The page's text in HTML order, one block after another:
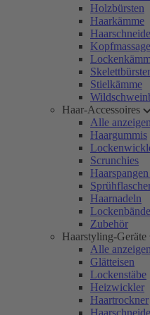
Holzbürsten
Haarkämme
Stielkämme
Haar-Accessoires
Alle anzeigen
Haargummis
Scrunchies
Haarnadeln
Zubehör
Haarstyling-Geräte
Alle anzeigen
Glätteisen
Lockenstäbe
Heizwickler
Haartrockner